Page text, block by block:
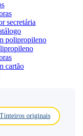
secretária
polipropileno
cartão
Tinteiros originais